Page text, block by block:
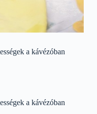
a kávézóban
a kávézóban